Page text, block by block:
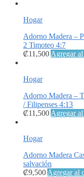
Hogar
Adorno Madera –
2 Timoteo 4:7
₡11,500 Agregar
Hogar
Adorno Madera –
/ Filipenses 4:13
₡11,500 Agregar
Hogar
Adorno Madera
salvación
₡9,500 Agregar al